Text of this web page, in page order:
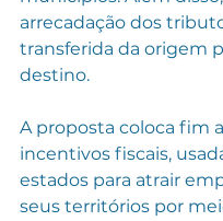
arrecadação dos
transferida da origem
destino.
A proposta coloca fim
incentivos fiscais,
estados para atrair
seus territórios por